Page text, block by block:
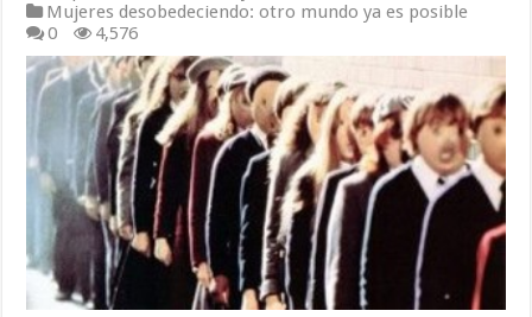
Mujeres desobedeciendo: otro mundo ya es posible
0
4,576